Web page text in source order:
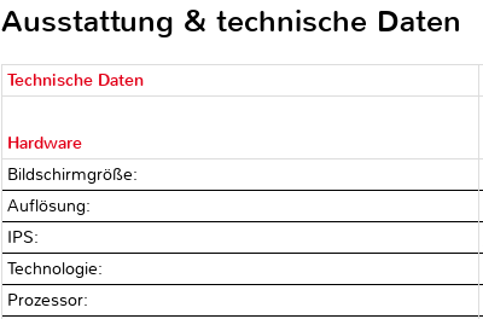
Ausstattung & technische Daten
Technische Daten
Hardware
Bildschirmgröße:
Auflösung:
IPS:
Technologie:
Prozessor: